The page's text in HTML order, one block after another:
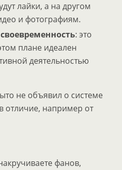
лайки, а на другом
и фотографиям.
: это
плане идеален
деятельностью
не объявил о системе
отличие, например от
фанов,